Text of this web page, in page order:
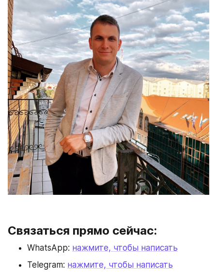
Связаться прямо сейчас:
WhatsApp: нажмите, чтобы написать
Telegram: нажмите, чтобы написать